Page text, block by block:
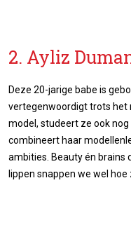
2. Ayliz
Deze 20-jarige babe is
vertegenwoordigt trots het
model, studeert ze ook
combineert haar
ambities. Beauty én brains
lippen snappen we wel hoe